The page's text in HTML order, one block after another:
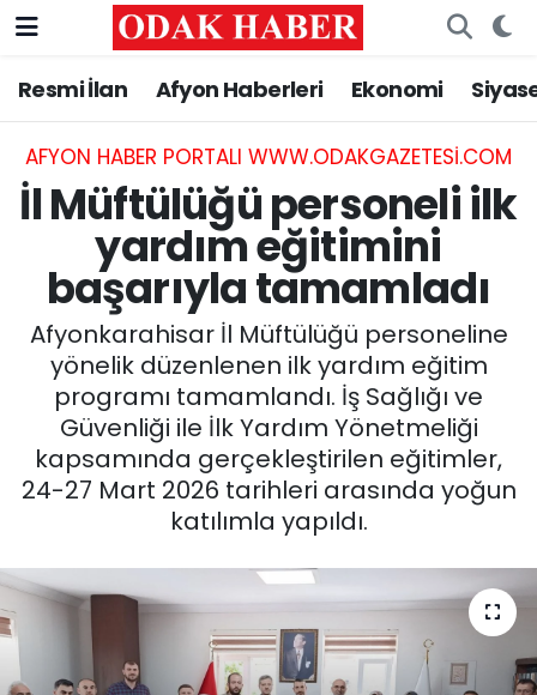
Resmi İlan Afyon Haberleri Ekonomi
AFYON HABER PORTALI WWW.ODAKGAZETESI.COM
İl Müftülüğü personeli ilk
yardım eğitimini
başarıyla tamamladı
Afyonkarahisar İl Müftülüğü personeline
yönelik düzenlenen ilk yardım eğitim
programı tamamlandı. İş Sağlığı ve
Güvenliği ile İlk Yardım Yönetmeliği
kapsamında gerçekleştirilen eğitimler,
24-27 Mart 2026 tarihleri arasında yoğun
katılımla yapıldı.
AFYONKARAHİSAR HABERLERİ
Resmi İlan
ASAYİŞ
GÜNCEL
SİYASET
EĞİTİM
MAGAZİN
11:11 MANŞET
Nöbetçi Eczaneler
Hava Durumu
Trafik Durumu
Süper Lig Puan Durumu ve Fikstür
Tüm Manşetler
Son Dakika Haberleri
Haber Arşivi